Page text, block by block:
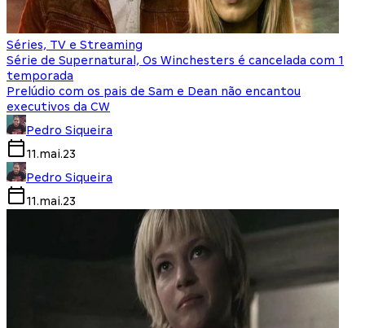
Séries, TV e Streaming
Série de Supernatural, Os Winchesters é cancelada com 1
temporada
Prelúdio com os pais de Sam e Dean não encantou
executivos da CW
Pedro Siqueira
11.mai.23
Pedro Siqueira
11.mai.23